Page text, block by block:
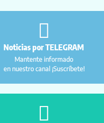
Noticias por TELEGRAM
Mantente informado
en nuestro canal ¡Suscríbete!